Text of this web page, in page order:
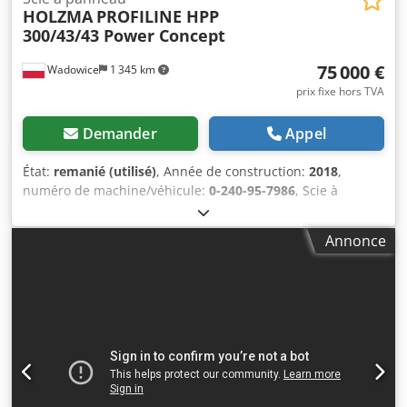
Wadowice 1 345 km
HOLZMA PROFILINE HPP
300/43/43 Power Concept
75 000 €
prix fixe hors TVA
Demander Appel
État: remanié (utilisé), Année de construction: 2018,
numéro de machine/véhicule: 0-240-95-7986, Scie à
panneaux d'occasion HPP 300/43/43, remise à neuf
FONCTIONS INTÉGRÉES : • Dépassement de la lame de scie
: 80 mm • Longueur de coupe : 4 300 mm • Machine à
Logiciel d'étiquetage • Vitesse du chariot de la scie : 130
m/min • Technologie ECO Plus permettant d'économiser
jusqu'à 20 % de la consommation d'énergie UTILISATION
Annonce